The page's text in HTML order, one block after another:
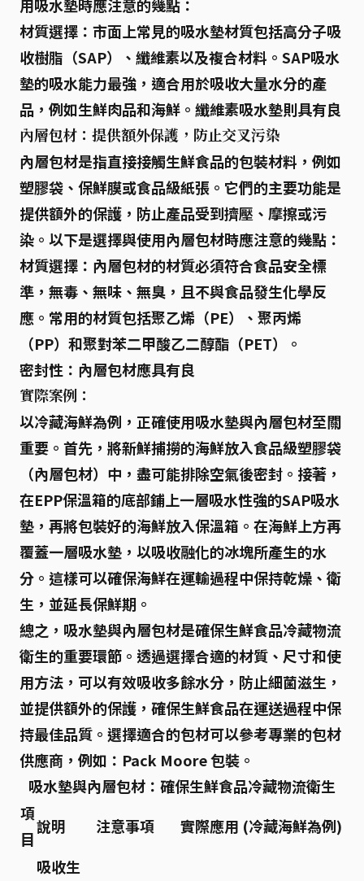
用吸水墊時應注意的幾點：
材質選擇： 市面上常見的吸水墊材質包括高分子吸
收樹脂（SAP）
、 纖維素以及複合材料 。SAP吸水
墊的吸水能力最強，適合用於吸收大量水分的產
品，例如生鮮肉品和海鮮。纖維素吸水墊則具有良
內層包材：提供額外保護，防止交叉污染
內層包材是指直接接觸生鮮食品的包裝材料，例如
塑膠袋、保鮮膜或食品級紙張。它們的主要功能是
提供額外的保護，防止產品受到擠壓、摩擦或污
染。以下是選擇與使用內層包材時應注意的幾點：
材質選擇： 內層包材的材質必須符合食品安全標
準，無毒、無味、無臭，且不與食品發生化學反
應。常用的材質包括聚乙烯（PE） 、 聚丙烯
（PP） 和聚對苯二甲酸乙二醇酯（PET）
。
密封性： 內層包材應具有良
實際案例：
以冷藏海鮮為例，正確使用吸水墊與內層包材至關
重要。首先，將新鮮捕撈的海鮮放入食品級塑膠袋
（內層包材）中，盡可能排除空氣後密封。接著，
在EPP保溫箱的底部鋪上一層吸水性強的SAP吸水
墊，再將包裝好的海鮮放入保溫箱。在海鮮上方再
覆蓋一層吸水墊，以吸收融化的冰塊所產生的水
分。這樣可以確保海鮮在運輸過程中保持乾燥、衛
生，並延長保鮮期。
總之，吸水墊與內層包材是確保生鮮食品冷藏物流
衛生的重要環節。透過選擇合適的材質、尺寸和使
用方法，可以有效吸收多餘水分，防止細菌滋生，
並提供額外的保護，確保生鮮食品在運送過程中保
持最佳品質。選擇適合的包材可以參考專業的包材
供應商，例如：Pack Moore 包裝。
吸水墊與內層包材：確保生鮮食品冷藏物流衛生
項
目
說明 注意事項 實際應用 (冷藏海鮮為例)
吸收生